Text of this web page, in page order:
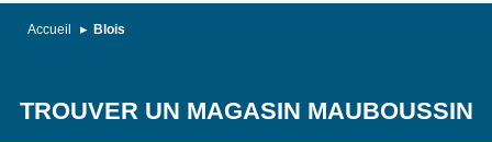
Accueil Blois
TROUVER UN MAGASIN MAUBOUSSIN